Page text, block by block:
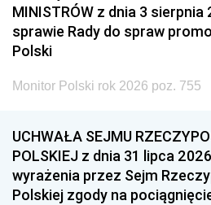
2008 2007
2005
1996 1995
1993 1992
1990 1989
MINISTRÓW z dnia 3 sierpnia
sprawie Rady do spraw
Polski
Monitor Polski rok 2026 poz. 755
UCHWAŁA SEJMU
POLSKIEJ z dnia 31 lipca
wyrażenia przez Sejm
Polskiej zgody na